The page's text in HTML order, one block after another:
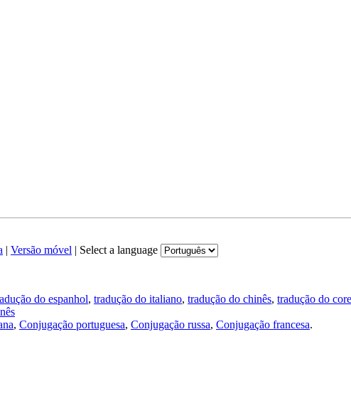
| Versão móvel | Select a language
do espanhol, tradução do italiano, tradução do chinês, tradução do
, Conjugação portuguesa, Conjugação russa, Conjugação francesa.